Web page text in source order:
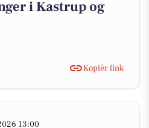
i Kastrup og
Kopiér link
13:00